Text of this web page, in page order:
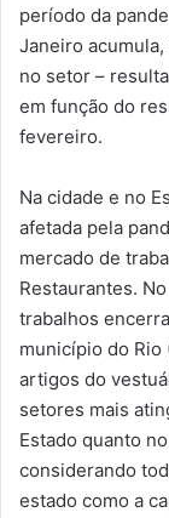
período da
Janeiro
no setor –
em função do
fevereiro.
Na cidade e no
afetada pela
mercado de
Restaurantes.
trabalhos
município do Rio
artigos do
setores mais
Estado quanto
considerando
estado como a